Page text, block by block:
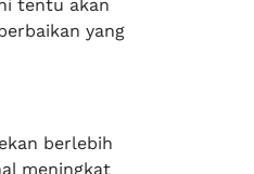
tentu akan
yang
berlebih
meningkat